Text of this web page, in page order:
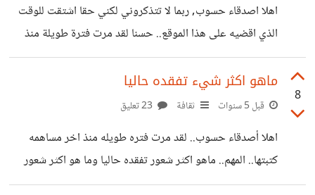
وعقائد تختلف عن عقيدتك… وكشخص عفوي وتلقائي ، دائما ما
اجد صعوبة في وضع حدود واضحة مع الاخرين، وخاصة ان كان
الشخص المقابل
اهلا اصدقاء حسوب, ربما لا تتذكروني لكني حقا اشتقت للوقت
الذي اقضيه على هذا الموقع.. حسنا لقد مرت فترة طويلة منذ
اخر مساهمة لي و هذا بسبب انشغالي بالدراسة فقد كنت في
المرحلة الأخيرة من المرحلة الثانوية و الجميع يعلم بكمية التعب
والجهد المبذولين في هذه المرحلة... على اية حال... لقد اكملتها و
ارغبها... و هنا صلب الموضوع...خلال الفترة الأخيرة , ادركت و
بشدة اهمية وجود هدف نحيا
8
ماهو اكثر شيء تفقده حاليا
قبل 5 سنوات ثقافة
اهلا أصدقاء حسوب.. لقد مرت فتره طويله منذ اخر مساهمه
كتبتها.. المهم.. ماهو اكثر شعور تفقده حاليا وما هو اكثر شعور
تشتاق اليه وتحتاجه حقا.. في كل فتره معينه تكون حياتنا تسير